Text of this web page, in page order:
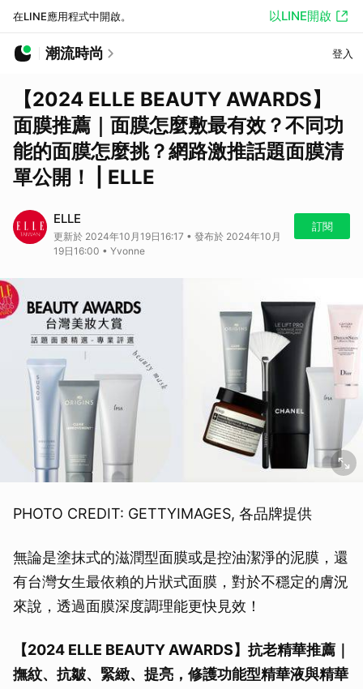
在LINE應用程式中開啟。 以LINE開啟
潮流時尚 登入
【2024 ELLE BEAUTY AWARDS】
面膜推薦｜面膜怎麼敷最有效？不同功
能的面膜怎麼挑？網路激推話題面膜清
單公開！ | ELLE
ELLE
更新於 2024年10月19日16:17 • 發布於 2024年10月
19日16:00 • Yvonne
訂閱
PHOTO CREDIT: GETTYIMAGES, 各品牌提供
無論是塗抹式的滋潤型面膜或是控油潔淨的泥膜，還
有台灣女生最依賴的片狀式面膜，對於不穩定的膚況
來說，透過面膜深度調理能更快見效！
【2024 ELLE BEAUTY AWARDS】抗老精華推薦｜
撫紋、抗皺、緊緻、提亮，修護功能型精華液與精華